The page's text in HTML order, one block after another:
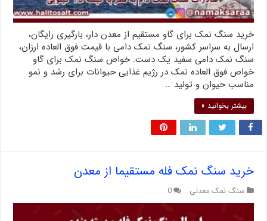
خرید سنگ نمک برای گاو مستقیم از معدن دار، بارگیری رایگان،
ارسال به سراسر کشور، سنگ نمک دامی با قیمت فوق العاده ارزان،
سنگ نمک دامی سفید یک دست. خواص سنگ نمک برای گاو
خواص فوق العاده نمک در رژیم غذایی حیوانات برای رشد و نمو
مناسب حیوان و تولید …
بیشتر بخوانید »
خرید سنگ نمک فله مستقیما از معدن
سنگ نمک معدنی 0